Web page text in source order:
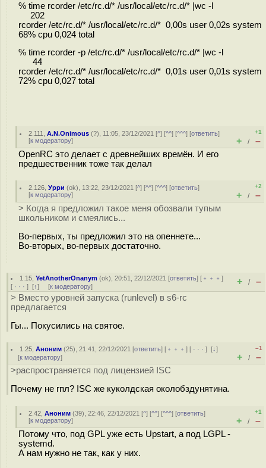
% time rcorder /etc/rc.d/* /usr/local/etc/rc.d/* |wc -l
202
rcorder /etc/rc.d/* /usr/local/etc/rc.d/* 0,00s user 0,02s system
68% cpu 0,024 total
% time rcorder -p /etc/rc.d/* /usr/local/etc/rc.d/* |wc -l
44
rcorder /etc/rc.d/* /usr/local/etc/rc.d/* 0,01s user 0,01s system
72% cpu 0,027 total
2.111 ,A.N.Onimous (?), 11:05, 23/12/2021 [^] [^^] [^^^] [ответить]
[к модератору]
+1
+ / –
OpenRC это делает с древнейших времён. И его
предшественник тоже так делал
2.126 ,Урри (ok), 13:22, 23/12/2021 [^] [^^] [^^^] [ответить]
[к модератору]
+2
+ / –
> Когда я предложил такое меня обозвали тупым
школьником и смеялись...
Во-первых, ты предложил это на опеннете...
Во-вторых, во-первых достаточно.
1.15 ,YetAnotherOnanym (ok), 20:51, 22/12/2021 [ответить] [ ﹢﹢﹢]
[ · · · ] [↑] [к модератору] + / –
> Вместо уровней запуска (runlevel) в s6-rc
предлагается
Гы... Покусились на святое.
1.25 ,Аноним (25), 21:41, 22/12/2021 [ответить] [ ﹢﹢﹢] [ · · ·][↓]
[к модератору]
–1
+ / –
>распространяется под лицензией ISC
Почему не гпл? ISC же куколдская околобздунятина.
2.42 ,Аноним (39), 22:46, 22/12/2021 [^] [^^] [^^^] [ответить]
[к модератору]
+1
+ / –
Потому что, под GPL уже есть Upstart, а под LGPL -
systemd.
А нам нужно не так, как у них.